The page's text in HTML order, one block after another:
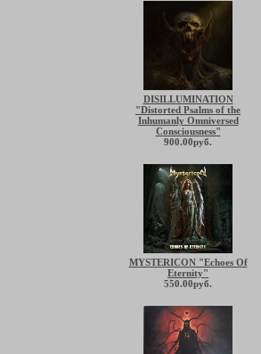
DISILLUMINATION
"Distorted Psalms of the
Inhumanly Omniversed
Consciousness"
900.00руб.
MYSTERICON "Echoes Of
Eternity"
550.00руб.